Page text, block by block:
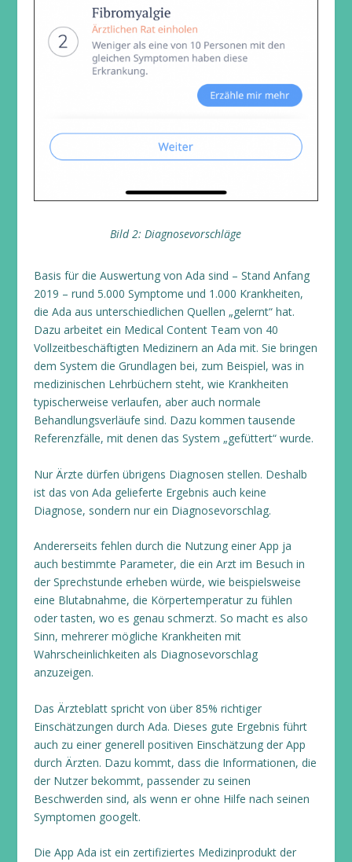
Bild 2: Diagnosevorschläge
Basis für die Auswertung von Ada sind – Stand Anfang
2019 – rund 5.000 Symptome und 1.000 Krankheiten,
die Ada aus unterschiedlichen Quellen „gelernt“ hat.
Dazu arbeitet ein Medical Content Team von 40
Vollzeitbeschäftigten Medizinern an Ada mit. Sie bringen
dem System die Grundlagen bei, zum Beispiel, was in
medizinischen Lehrbüchern steht, wie Krankheiten
typischerweise verlaufen, aber auch normale
Behandlungsverläufe sind. Dazu kommen tausende
Referenzfälle, mit denen das System „gefüttert“ wurde.
Nur Ärzte dürfen übrigens Diagnosen stellen. Deshalb
ist das von Ada gelieferte Ergebnis auch keine
Diagnose, sondern nur ein Diagnosevorschlag.
Andererseits fehlen durch die Nutzung einer App ja
auch bestimmte Parameter, die ein Arzt im Besuch in
der Sprechstunde erheben würde, wie beispielsweise
eine Blutabnahme, die Körpertemperatur zu fühlen
oder tasten, wo es genau schmerzt. So macht es also
Sinn, mehrerer mögliche Krankheiten mit
Wahrscheinlichkeiten als Diagnosevorschlag
anzuzeigen.
Das Ärzteblatt spricht von über 85% richtiger
Einschätzungen durch Ada. Dieses gute Ergebnis führt
auch zu einer generell positiven Einschätzung der App
durch Ärzten. Dazu kommt, dass die Informationen, die
der Nutzer bekommt, passender zu seinen
Beschwerden sind, als wenn er ohne Hilfe nach seinen
Symptomen googelt.
Die App Ada ist ein zertifiziertes Medizinprodukt der